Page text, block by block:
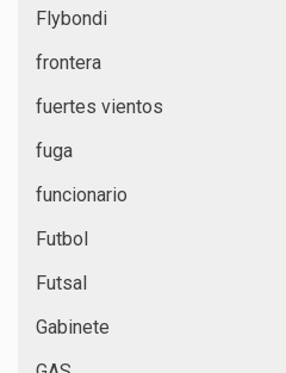
Flybondi
frontera
fuertes vientos
fuga
funcionario
Futbol
Futsal
Gabinete